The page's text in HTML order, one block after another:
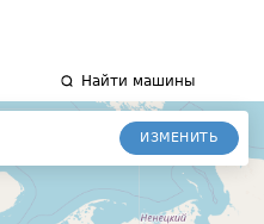
Найти машины
ИЗМЕНИТЬ